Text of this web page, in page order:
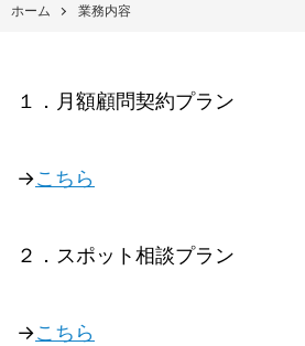
ホーム 業務内容
１．月額顧問契約プラン
→こちら
２．スポット相談プラン
→こちら